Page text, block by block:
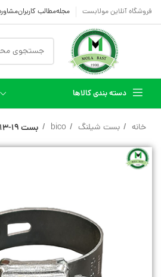
فروشگاه آنلاین مولابست مجلهمطالب کاربران
دسته بندی کالاها
خانه بست شیلنگ bico بست 19-13 بیکو BICO